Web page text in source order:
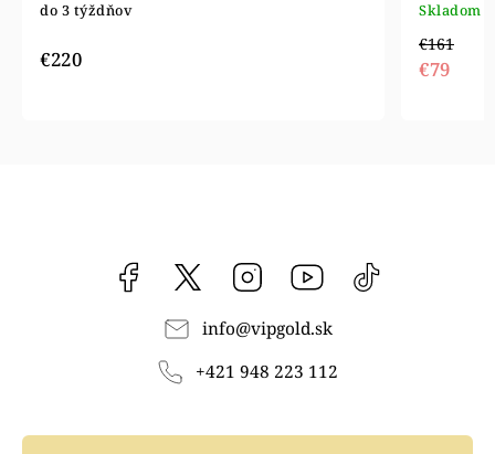
do 3 týždňov
€220
Skladom
€161
€79
Facebook vipgoldsk Instagram YouTube
info@vipgold.sk
+421 948 223 112